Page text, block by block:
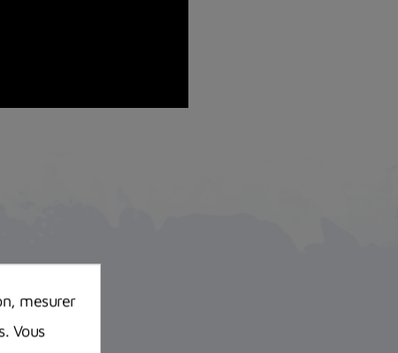
mesurer
Vous